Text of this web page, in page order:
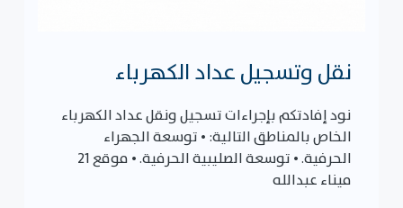
نقل وتسجيل عداد الكهرباء
نود إفادتكم بإجراءات تسجيل ونقل عداد الكهرباء
الخاص بالمناطق التالية: • توسعة الجهراء
الحرفية. • توسعة الصليبية الحرفية. • موقع 21
ميناء عبدالله